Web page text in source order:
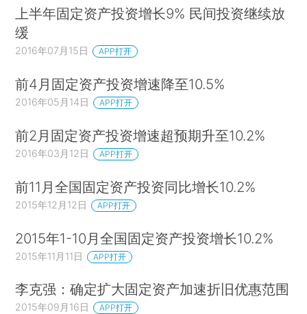
上半年固定资产投资增长9% 民间投资继续放
缓
2016年07月15日 APP打开
前4月固定资产投资增速降至10.5%
2016年05月14日 APP打开
前2月固定资产投资增速超预期升至10.2%
2016年03月12日 APP打开
前11月全国固定资产投资同比增长10.2%
2015年12月12日 APP打开
2015年1-10月全国固定资产投资增长10.2%
2015年11月11日 APP打开
李克强：确定扩大固定资产加速折旧优惠范围
2015年09月16日 APP打开